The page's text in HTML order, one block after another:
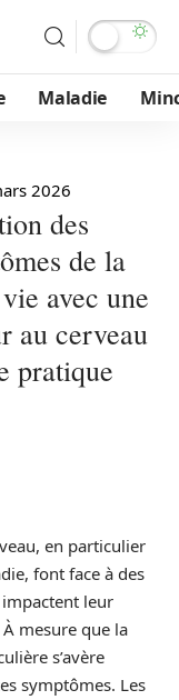
Maladie
2026
des
de la
avec une
au cerveau
pratique
en particulier
font face à des
leur
mesure que la
s’avère
symptômes. Les